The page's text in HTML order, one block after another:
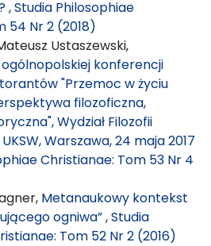
,Studia Philosophiae
54 Nr 2 (2018)
Ustaszewski,
konferencji
"Przemoc w życiu
filozoficzna,
Wydział Filozofii
Warszawa, 24 maja 2017
Christianae: Tom 53 Nr 4
Metanaukowy kontekst
ogniwa”,Studia
Tom 52 Nr 2 (2016)